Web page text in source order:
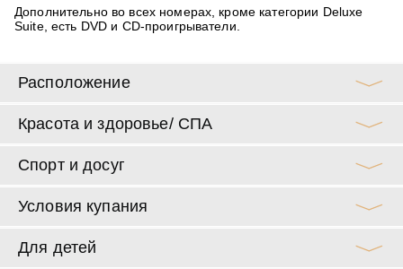
Дополнительно во всех номерах, кроме категории Deluxe
Suite, есть DVD и CD-проигрыватели.
Расположение
Красота и здоровье/ СПА
Спорт и досуг
Условия купания
Для детей